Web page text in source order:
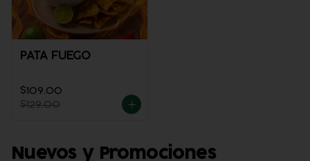
PATA FUEGO
$109.00
$129.00
Nuevos y Promociones